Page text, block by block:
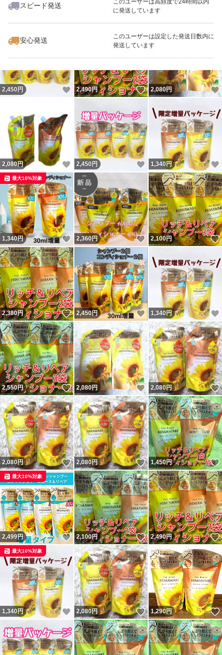
スピード発送
このユーザーは高頻度で24時間以内
に発送しています
安心発送
このユーザーは設定した発送日数内に
発送しています
いいね！
2,450
2,450 円 いいね！
2,490円 いいね！
2,080円
2,080円 いいね！
2,450 円 いいね！
1,340円
1,340円 いいね！
最大10%対象
2,360円 いいね！
2,100円
2,380円 いいね！
2,450円 いいね！
1,340円
2,550円 いいね！
2,080円 いいね！
2,080円
2,080円 いいね！
2,080円 いいね！
1,450円
2,499円 いいね！
最大10%対象
2,100円 いいね！
2,490円
1,340円 いいね！
最大10%対象
2,080円 いいね！
1,290円